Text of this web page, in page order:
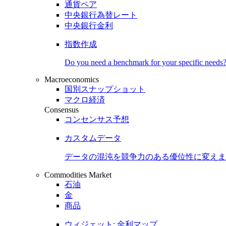
通貨ペア
中央銀行為替レート
中央銀行金利
指数作成
Do you need a benchmark for your specific needs?
Macroeconomics
国別スナップショット
マクロ経済
Consensus
コンセンサス予想
カスタムデータ
データの混沌を競争力のある優位性に変え
Commodities Market
石油
金
商品
ウィジェット: 金利マップ